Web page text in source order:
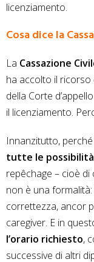
licenziamento.
Cosa dice la
La Cassazione
ha accolto il
della Corte
il licenziamento.
Innanzitutto, perché
tutte le
repêchage – cioè di
non è una
correttezza, ancor
caregiver. E in
l’orario richiesto,
successive di altri